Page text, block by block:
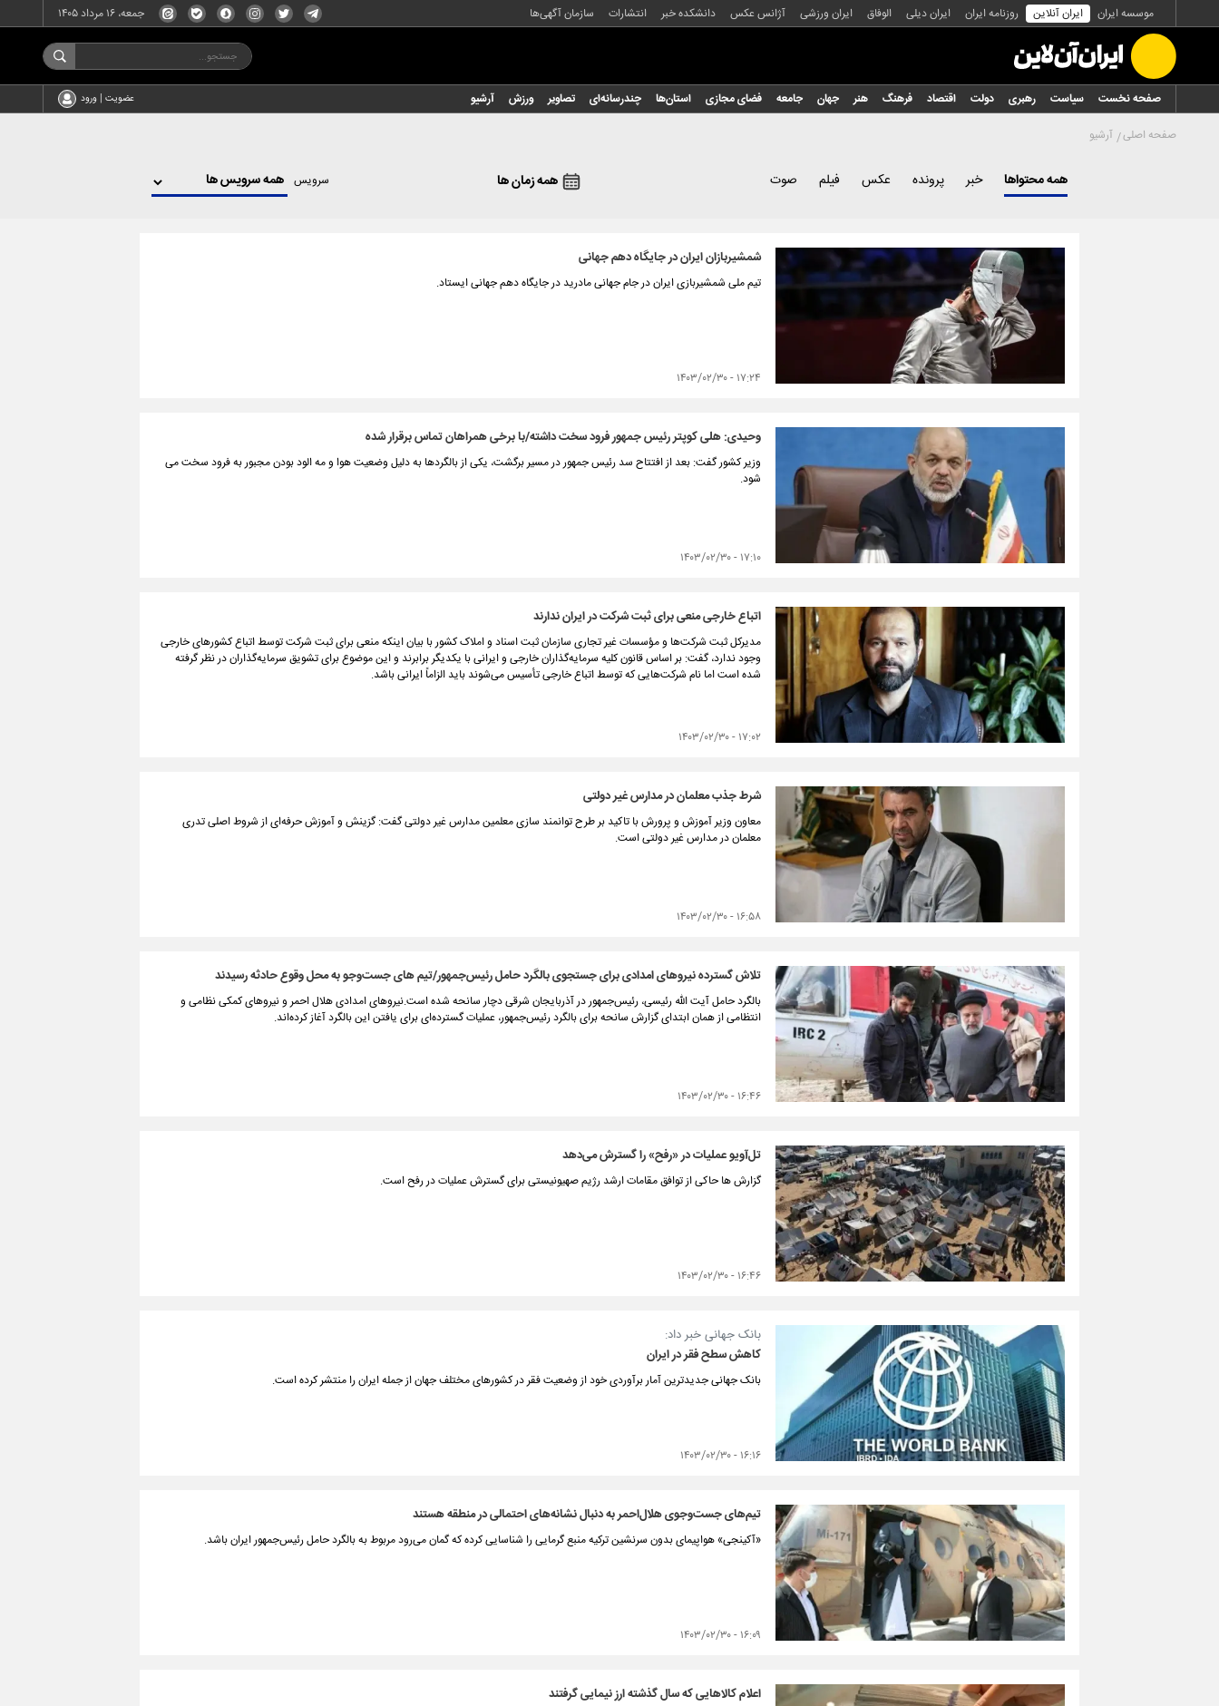
موسسه ایران ایران آنلاین روزنامه ایران ایران دیلی الوفاق ایران ورزشی آژانس عکس دانشکده خبر انتشارات سازمان آگهی‌ها جمعه، ۱۶ مرداد ۱۴۰۵
صفحه نخست سیاست رهبری دولت اقتصاد فرهنگ هنر جهان جامعه فضای مجازی استان‌ها چندرسانه‌ای تصاویر ورزش آرشیو عضویت | ورود
صفحه اصلی آرشیو
همه محتواها خبر پرونده عکس فیلم صوت همه زمان ها سرویس
شمشیربازان ایران در جایگاه دهم جهانی
تیم ملی شمشیربازی ایران در جام جهانی مادرید در جایگاه دهم جهانی ایستاد.
۱۷:۲۴ - ۱۴۰۳/۰۲/۳۰
وحیدی: هلی کوپتر رئیس جمهور فرود سخت داشته/با برخی همراهان تماس برقرار شده
وزیر کشور گفت: بعد از افتتاح سد رئیس جمهور در مسیر برگشت، یکی از بالگردها به دلیل وضعیت هوا و مه الود بودن مجبور به فرود سخت می
شود.
۱۷:۱۰ - ۱۴۰۳/۰۲/۳۰
اتباع خارجی منعی برای ثبت شرکت در ایران ندارند
مدیرکل ثبت شرکت‌ها و مؤسسات غیر تجاری سازمان ثبت اسناد و املاک کشور با بیان اینکه منعی برای ثبت شرکت توسط اتباع کشورهای خارجی
وجود ندارد، گفت: بر اساس قانون کلیه سرمایه‌گذاران خارجی و ایرانی با یکدیگر برابرند و این موضوع برای تشویق سرمایه‌گذاران در نظر گرفته
شده است اما نام شرکت‌هایی که توسط اتباع خارجی تأسیس می‌شوند باید الزاماً ایرانی باشد.
۱۷:۰۲ - ۱۴۰۳/۰۲/۳۰
شرط جذب معلمان در مدارس غیر دولتی
معاون وزیر آموزش و پرورش با تاکید بر طرح توانمند سازی معلمین مدارس غیر دولتی گفت: گزینش و آموزش حرفه‌ای از شروط اصلی تدری
معلمان در مدارس غیر دولتی است.
۱۶:۵۸ - ۱۴۰۳/۰۲/۳۰
تلاش گسترده نیروهای امدادی برای جستجوی بالگرد حامل رئیس‌جمهور/تیم های جست‌وجو به محل وقوع حادثه رسیدند
بالگرد حامل آیت الله رئیسی، رئیس‌جمهور در آذربایجان شرقی دچار سانحه شده است.نیروهای امدادی هلال احمر و نیروهای کمکی نظامی و
انتظامی از همان ابتدای گزارش سانحه برای بالگرد رئیس‌جمهور، عملیات گسترده‌ای برای یافتن این بالگرد آغاز کرده‌اند.
۱۶:۴۶ - ۱۴۰۳/۰۲/۳۰
تل‌آویو عملیات در «رفح» را گسترش می‌دهد
گزارش ها حاکی از توافق مقامات ارشد رژیم صهیونیستی برای گسترش عملیات در رفح است.
۱۶:۴۶ - ۱۴۰۳/۰۲/۳۰
بانک جهانی خبر داد:
کاهش سطح فقر در ایران
بانک جهانی جدیدترین آمار برآوردی خود از وضعیت فقر در کشورهای مختلف جهان از جمله ایران را منتشر کرده است.
۱۶:۱۶ - ۱۴۰۳/۰۲/۳۰
تیم‌هاى جست‌وجوى هلال‌احمر به دنبال نشانه‌های احتمالی در منطقه هستند
«آکینجی» هواپیمای بدون سرنشین ترکیه منبع گرمایی را شناسایی کرده که گمان می‌رود مربوط به بالگرد حامل رئیس‌جمهور ایران باشد.
۱۶:۰۹ - ۱۴۰۳/۰۲/۳۰
اعلام کالاهایی که سال گذشته ارز نیمایی گرفتند